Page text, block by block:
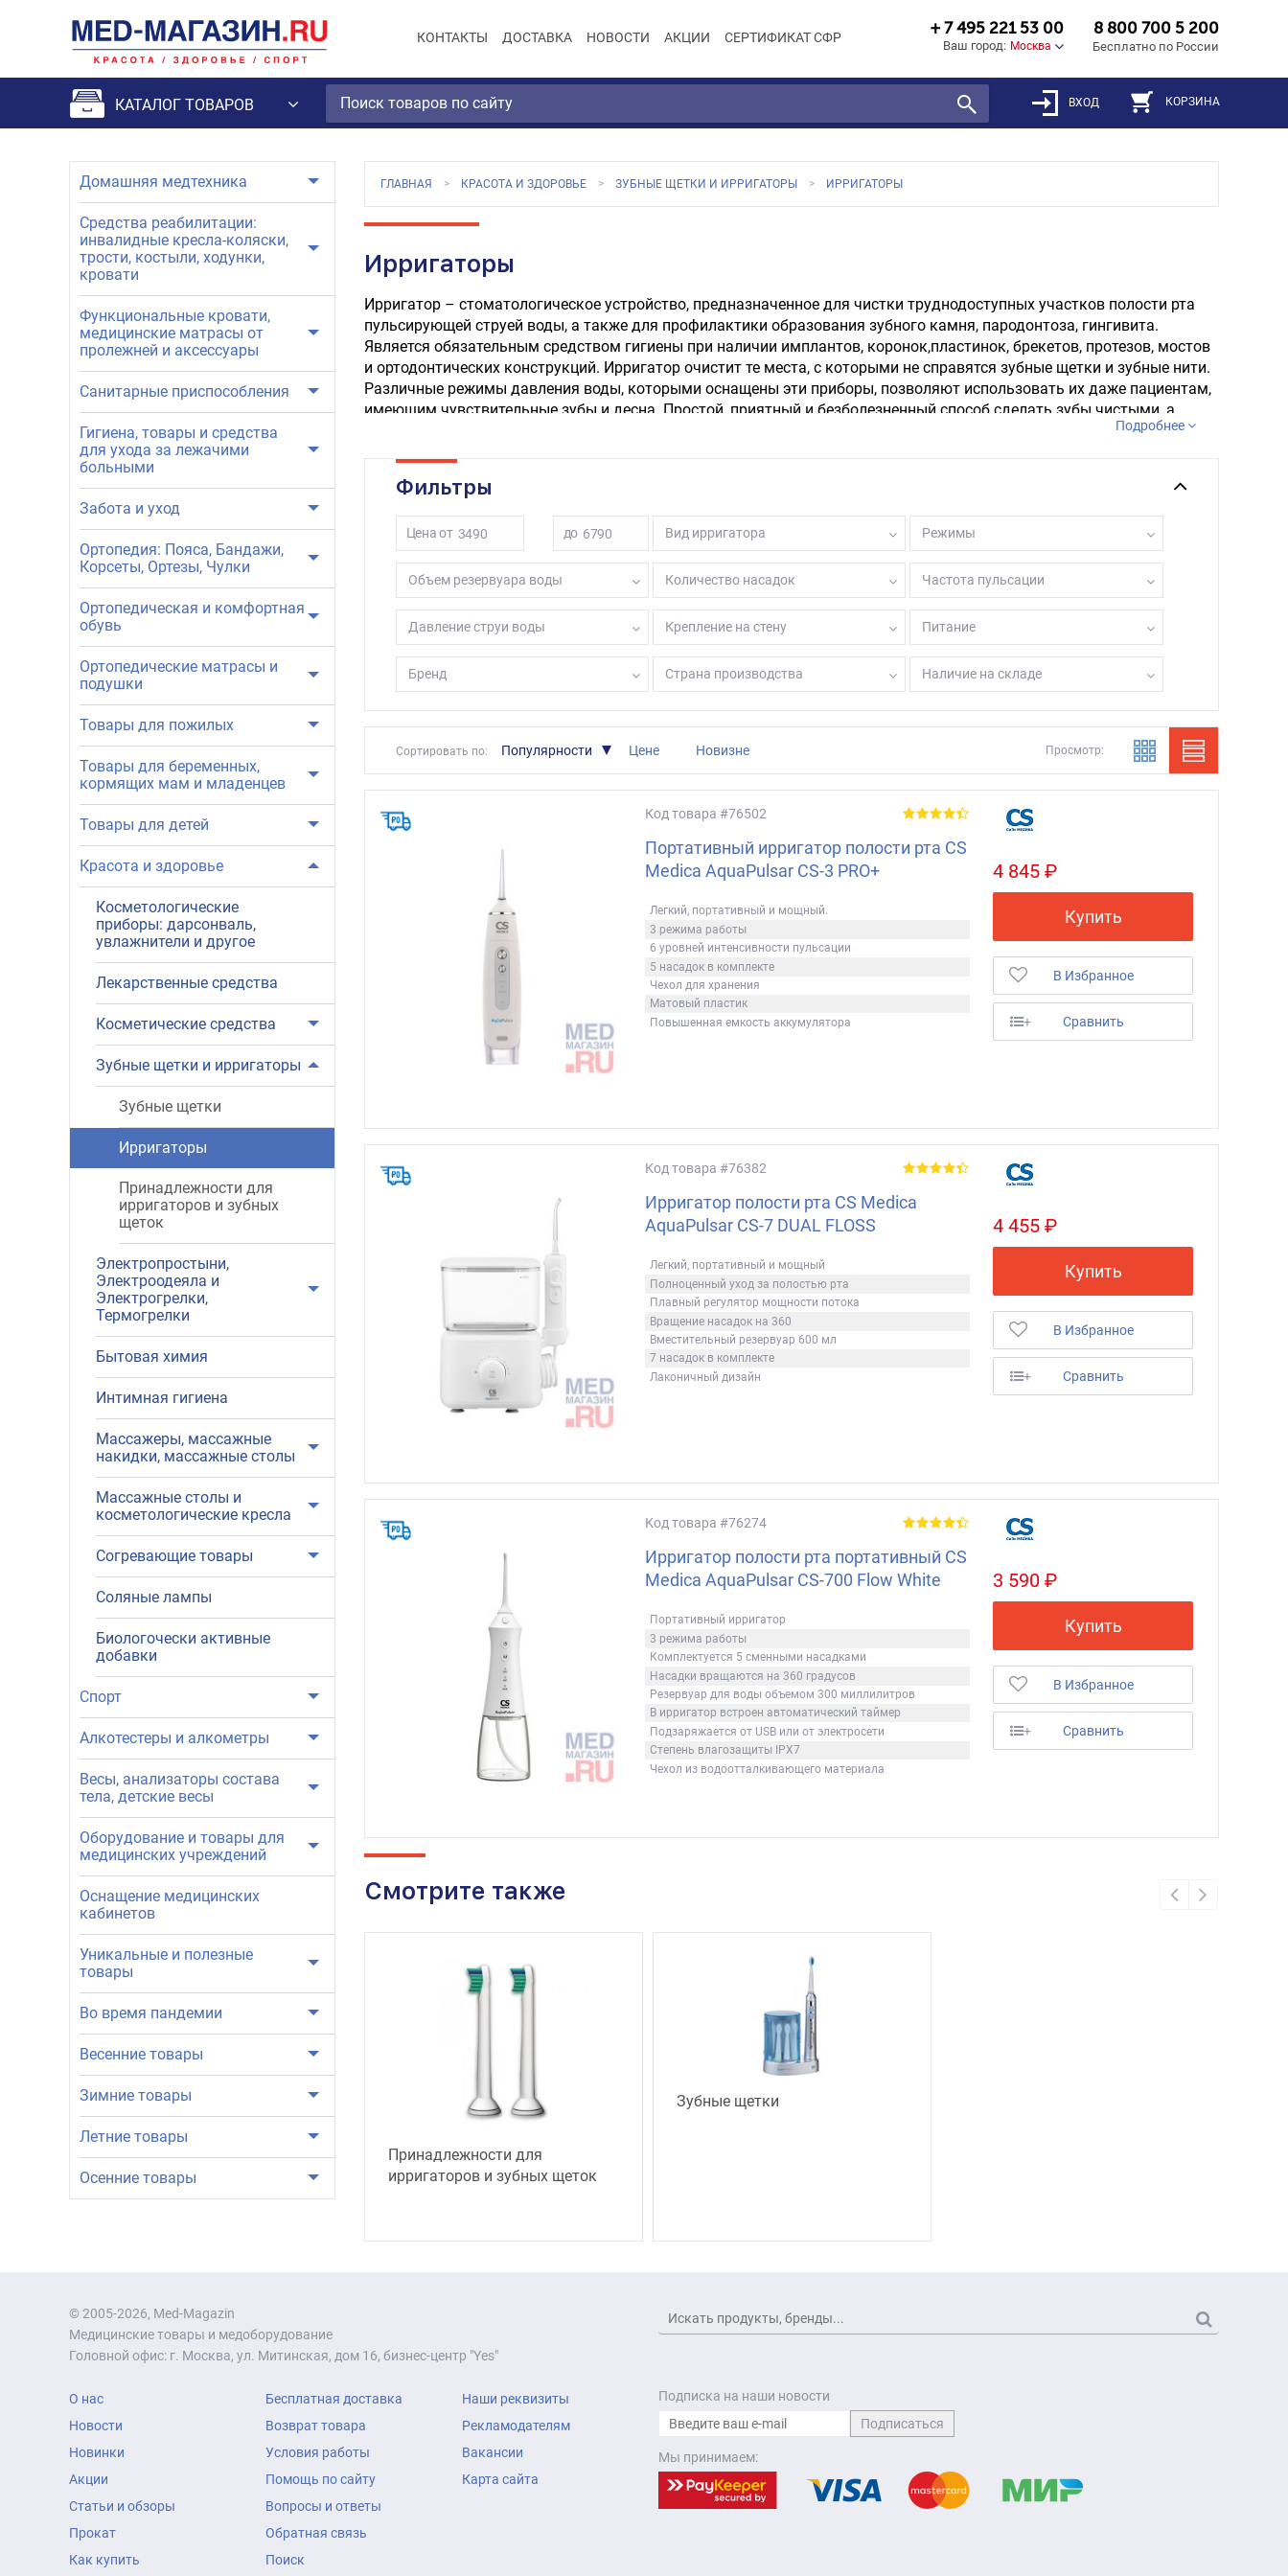
КОНТАКТЫ ДОСТАВКА НОВОСТИ АКЦИИ СЕРТИФИКАТ СФР
+ 7 495 221 53 00
Ваш город: Москва
8 800 700 5 200
Бесплатно по России
КАТАЛОГ ТОВАРОВ ВХОД КОРЗИНА
Домашняя медтехника
Средства реабилитации:
инвалидные кресла-коляски,
трости, костыли, ходунки,
кровати
Функциональные кровати,
медицинские матрасы от
пролежней и аксессуары
Санитарные приспособления
Гигиена, товары и средства
для ухода за лежачими
больными
Забота и уход
Ортопедия: Пояса, Бандажи,
Корсеты, Ортезы, Чулки
Ортопедическая и комфортная
обувь
Ортопедические матрасы и
подушки
Товары для пожилых
Товары для беременных,
кормящих мам и младенцев
Товары для детей
Красота и здоровье
Косметологические
приборы: дарсонваль,
увлажнители и другое
Лекарственные средства
Косметические средства
Зубные щетки и ирригаторы
Зубные щетки
Ирригаторы
Принадлежности для
ирригаторов и зубных
щеток
Электропростыни,
Электроодеяла и
Электрогрелки,
Термогрелки
Бытовая химия
Интимная гигиена
Массажеры, массажные
накидки, массажные столы
Массажные столы и
косметологические кресла
Согревающие товары
Соляные лампы
Биологочески активные
добавки
Спорт
Алкотестеры и алкометры
Весы, анализаторы состава
тела, детские весы
Оборудование и товары для
медицинских учреждений
Оснащение медицинских
кабинетов
Уникальные и полезные
товары
Во время пандемии
Весенние товары
Зимние товары
Летние товары
Осенние товары
ГЛАВНАЯ КРАСОТА И ЗДОРОВЬЕ ЗУБНЫЕ ЩЕТКИ И ИРРИГАТОРЫ ИРРИГАТОРЫ
Ирригаторы
Ирригатор– стоматологическое устройство, предназначенное для чистки труднодоступных участков полости рта
пульсирующей струей воды, а также для профилактики образования зубного камня, пародонтоза, гингивита.
Является обязательным средством гигиены при наличии имплантов, коронок,пластинок, брекетов, протезов, мостов
и ортодонтических конструкций. Ирригатор очистит те места, с которыми не справятся зубные щетки и зубные нити.
Различные режимы давления воды, которыми оснащены эти приборы, позволяют использовать их даже пациентам,
имеющим чувствительные зубы и десна. Простой, приятный и безболезненный способ сделать зубы чистыми, а
Подробнее
Фильтры
Цена от до Вид ирригатора Режимы
Объем резервуара воды Количество насадок Частота пульсации
Давление струи воды Крепление на стену Питание
Бренд Страна производства Наличие на складе
Сортировать по: Популярности Цене Новизне Просмотр:
Код товара #76502
Портативный ирригатор полости рта CS
Medica AquaPulsar CS-3 PRO+
Легкий, портативный и мощный.
3 режима работы
6 уровней интенсивности пульсации
5 насадок в комплекте
Чехол для хранения
Матовый пластик
Повышенная емкость аккумулятора
4 845 ₽
Купить
В Избранное
+ Сравнить
Код товара #76382
Ирригатор полости рта CS Medica
AquaPulsar CS-7 DUAL FLOSS
Легкий, портативный и мощный
Полноценный уход за полостью рта
Плавный регулятор мощности потока
Вращение насадок на 360
Вместительный резервуар 600 мл
7 насадок в комплекте
Лаконичный дизайн
4 455 ₽
Купить
В Избранное
+ Сравнить
Код товара #76274
Ирригатор полости рта портативный CS
Medica AquaPulsar CS-700 Flow White
Портативный ирригатор
3 режима работы
Комплектуется 5 сменными насадками
Насадки вращаются на 360 градусов
Резервуар для воды объемом 300 миллилитров
В ирригатор встроен автоматический таймер
Подзаряжается от USB или от электросети
Степень влагозащиты IPX7
Чехол из водоотталкивающего материала
3 590 ₽
Купить
В Избранное
+ Сравнить
Смотрите также
Принадлежности для
ирригаторов и зубных щеток
Зубные щетки
© 2005-2026, Med-Magazin
Медицинские товары и медоборудование
Головной офис: г. Москва, ул. Митинская, дом 16, бизнес-центр "Yes"
О нас
Новости
Новинки
Акции
Статьи и обзоры
Прокат
Как купить
Бесплатная доставка
Возврат товара
Условия работы
Помощь по сайту
Вопросы и ответы
Обратная связь
Поиск
Наши реквизиты
Рекламодателям
Вакансии
Карта сайта
Подписка на наши новости
Мы принимаем: